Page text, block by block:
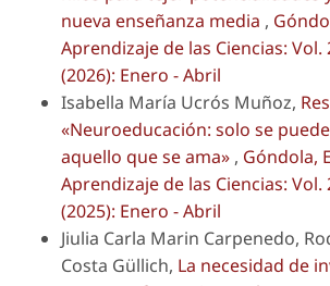
nueva enseñanza media ,
Aprendizaje de las Ciencias: Vol.
(2026): Enero - Abril
Isabella María Ucrós Muñoz,
«Neuroeducación: solo se
aquello que se ama» , Góndola,
Aprendizaje de las Ciencias: Vol.
(2025): Enero - Abril
Jiulia Carla Marin Carpenedo,
Costa Güllich, La necesidad de